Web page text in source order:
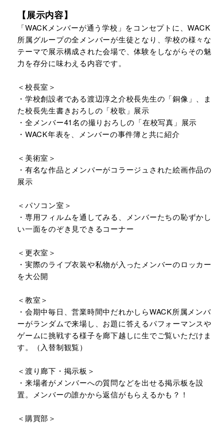
【展示内容】
「WACKメンバーが通う学校」をコンセプトに、WACK
所属グループの全メンバーが生徒となり、学校の様々な
テーマで展示構成された会場で、体験をしながらその魅
力を存分に味わえる内容です。
＜校長室＞
・学校創設者である渡辺淳之介校長先生の「銅像」、ま
た校長先生書きおろしの「校歌」展示
・全メンバー41名の撮りおろしの「在校写真」展示
・WACK年表を、メンバーの事件簿と共に紹介
＜美術室＞
・有名な作品とメンバーがコラージュされた絵画作品の
展示
＜パソコン室＞
・専用フィルムを通してみる、メンバーたちの恥ずかし
い一面をのぞき見できるコーナー
＜更衣室＞
・実際のライブ衣装や私物が入ったメンバーのロッカー
を大公開
＜教室＞
・会期中毎日、営業時間中だれかしらWACK所属メンバ
ーがランダムで来場し、お題に答えるパフォーマンスや
ゲームに挑戦する様子を廊下越しに生でご覧いただけま
す。（入替制観覧）
＜渡り廊下・掲示板＞
・来場者がメンバーへの質問などを出せる掲示板を設
置。メンバーの誰かから返信がもらえるかも？！
＜購買部＞